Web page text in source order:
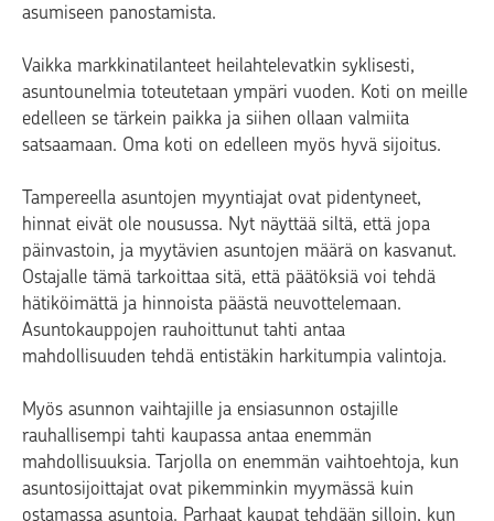
asumiseen panostamista.
Vaikka markkinatilanteet heilahtelevatkin syklisesti,
asuntounelmia toteutetaan ympäri vuoden. Koti on meille
edelleen se tärkein paikka ja siihen ollaan valmiita
satsaamaan. Oma koti on edelleen myös hyvä sijoitus.
Tampereella asuntojen myyntiajat ovat pidentyneet,
hinnat eivät ole nousussa. Nyt näyttää siltä, että jopa
päinvastoin, ja myytävien asuntojen määrä on kasvanut.
Ostajalle tämä tarkoittaa sitä, että päätöksiä voi tehdä
hätiköimättä ja hinnoista päästä neuvottelemaan.
Asuntokauppojen rauhoittunut tahti antaa
mahdollisuuden tehdä entistäkin harkitumpia valintoja.
Myös asunnon vaihtajille ja ensiasunnon ostajille
rauhallisempi tahti kaupassa antaa enemmän
mahdollisuuksia. Tarjolla on enemmän vaihtoehtoja, kun
asuntosijoittajat ovat pikemminkin myymässä kuin
ostamassa asuntoja. Parhaat kaupat tehdään silloin, kun